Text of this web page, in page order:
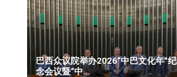
巴西众议院举办2026“中巴文化年”纪
念会议暨“中...